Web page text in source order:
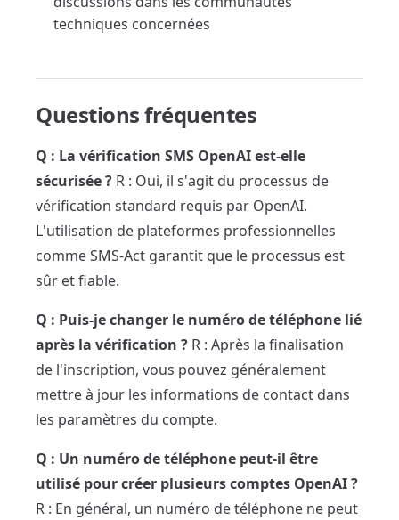
techniques concernées
Questions fréquentes
Q : La vérification SMS OpenAI est-elle
sécurisée ? R : Oui, il s'agit du processus de
vérification standard requis par OpenAI.
L'utilisation de plateformes professionnelles
comme SMS-Act garantit que le processus est
sûr et fiable.
Q : Puis-je changer le numéro de téléphone lié
après la vérification ? R : Après la finalisation
de l'inscription, vous pouvez généralement
mettre à jour les informations de contact dans
les paramètres du compte.
Q : Un numéro de téléphone peut-il être
utilisé pour créer plusieurs comptes OpenAI ?
R : En général, un numéro de téléphone ne peut